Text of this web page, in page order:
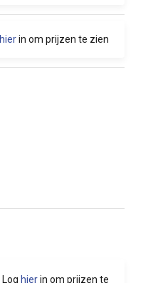
hierin om prijzen te zien
Log hierin om prijzen te